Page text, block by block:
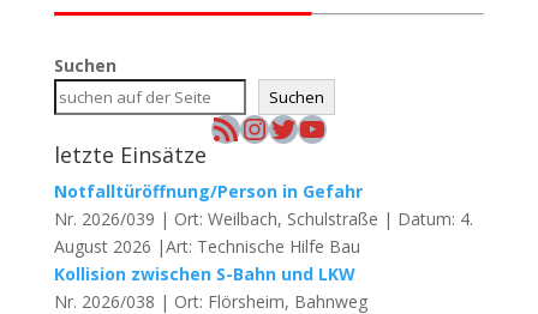
Suchen
Suchen
RSS-FeedInstagram
Twitter
YouTube
letzte Einsätze
Notfalltüröffnung/Person in Gefahr
Nr. 2026/039 | Ort: Weilbach, Schulstraße | Datum: 4.
August 2026 |Art: Technische Hilfe Bau
Kollision zwischen S-Bahn und LKW
Nr. 2026/038 | Ort: Flörsheim, Bahnweg